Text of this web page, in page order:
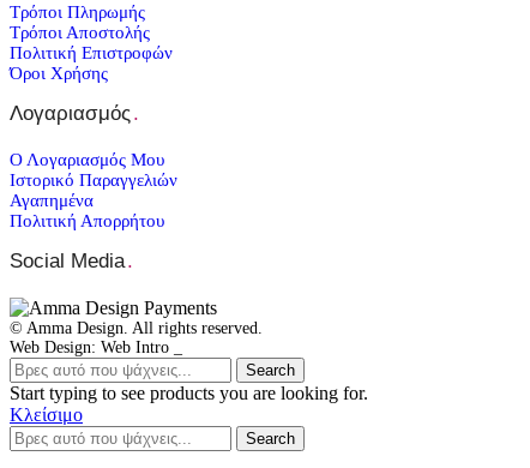
Τρόποι Πληρωμής
Τρόποι Αποστολής
Πολιτική Επιστροφών
Όροι Χρήσης
Λογαριασμός.
Ο Λογαριασμός Μου
Ιστορικό Παραγγελιών
Αγαπημένα
Πολιτική Απορρήτου
Social Media.
© Amma Design. All rights reserved.
Web Design: Web Intro _
Search
Start typing to see products you are looking for.
Κλείσιμο
Search